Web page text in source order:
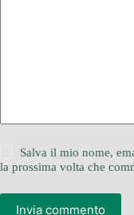
Salva il mio nome,
la prossima volta che
Invia commento